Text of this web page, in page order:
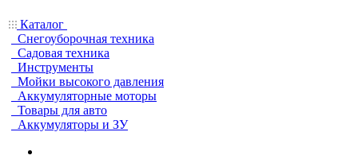
Каталог
Снегоуборочная техника
Садовая техника
Инструменты
Мойки высокого давления
Аккумуляторные моторы
Товары для авто
Аккумуляторы и ЗУ